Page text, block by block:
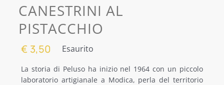
VINO
CONFEZIONI REGALO
ALTRE SPECIALITÀ
CANESTRINI AL
PISTACCHIO
€ 3,50 Esaurito
La storia di Peluso ha inizio nel 1964 con un piccolo
laboratorio artigianale a Modica, perla del territorio